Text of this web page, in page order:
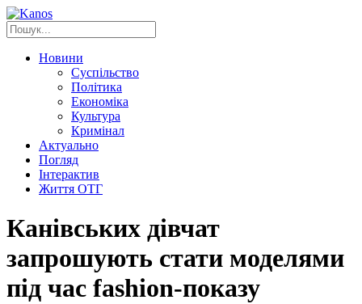
Новини
Суспільство
Політика
Економіка
Культура
Кримінал
Актуально
Погляд
Інтерактив
Життя ОТГ
Канівських дівчат
запрошують стати моделями
під час fashion-показу